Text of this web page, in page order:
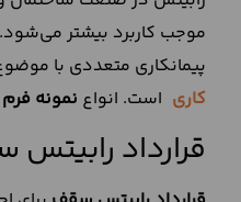
موجب کاربرد بیشتر
پیمانکاری متعددی با
کاری است. انواع نمونه
قرارداد